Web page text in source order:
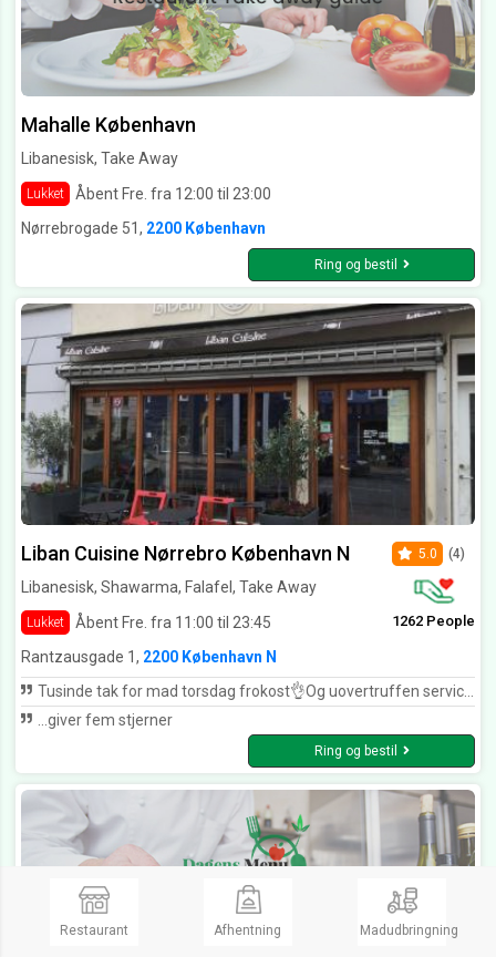
Mahalle København
Libanesisk, Take Away
Lukket
Åbent Fre. fra 12:00 til 23:00
Nørrebrogade 51, 2200 København
Ring og bestil
Liban Cuisine Nørrebro København N
Libanesisk, Shawarma, Falafel, Take Away
Lukket Åbent Fre. fra 11:00 til 23:45
5.0 (4)
1262 People
Rantzausgade 1, 2200 København N
Tusinde tak for mad torsdag frokost👌Og uovertruffen service❤️Længe siden jeg har prøvet det tak.
...giver fem stjerner
Ring og bestil
Restaurant Afhentning Madudbringning